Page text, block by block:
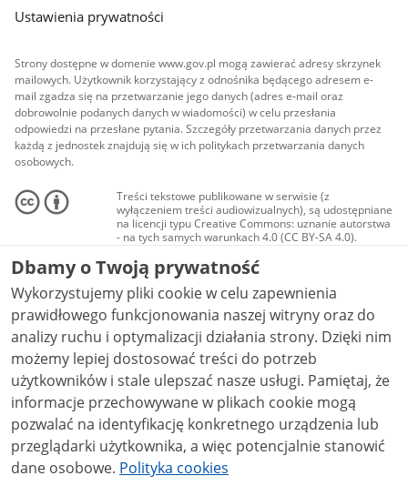
Ustawienia prywatności
Strony dostępne w domenie www.gov.pl mogą zawierać adresy skrzynek
mailowych. Użytkownik korzystający z odnośnika będącego adresem e-
mail zgadza się na przetwarzanie jego danych (adres e-mail oraz
dobrowolnie podanych danych w wiadomości) w celu przesłania
odpowiedzi na przesłane pytania. Szczegóły przetwarzania danych przez
każdą z jednostek znajdują się w ich politykach przetwarzania danych
osobowych.
Treści tekstowe publikowane w serwisie (z
wyłączeniem treści audiowizualnych), są udostępniane
na licencji typu Creative Commons: uznanie autorstwa
- na tych samych warunkach 4.0 (CC BY-SA 4.0).
Materiały audiowizualne, w tym zdjęcia, materiały
audio i wideo, są udostępniane na licencji typu
Creative Commons: uznanie autorstwa użycie
niekomercyjne - bez utworów zależnych 4.0 (CC BY-
NC-ND 4.0), o ile nie jest to stwierdzone inaczej.
Dbamy o Twoją prywatność
Wykorzystujemy pliki cookie w celu zapewnienia
prawidłowego funkcjonowania naszej witryny oraz do
analizy ruchu i optymalizacji działania strony. Dzięki nim
możemy lepiej dostosować treści do potrzeb
użytkowników i stale ulepszać nasze usługi. Pamiętaj, że
informacje przechowywane w plikach cookie mogą
pozwalać na identyfikację konkretnego urządzenia lub
przeglądarki użytkownika, a więc potencjalnie stanowić
dane osobowe. Polityka cookies